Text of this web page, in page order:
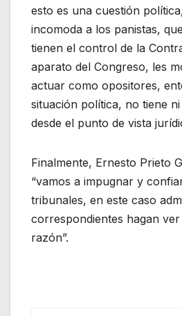
esto es una cuestión
incomoda a los panistas,
tienen el control de la
aparato del Congreso, les
actuar como opositores,
situación política, no tiene
desde el punto de vista
Finalmente, Ernesto Prieto
“vamos a impugnar y
tribunales, en este caso
correspondientes hagan
razón”.